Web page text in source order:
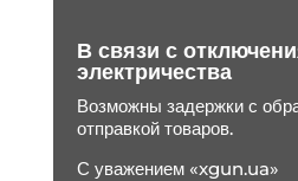
В связи с
электричества
Возможны задержки с
отправкой товаров.
С уважением «xgun.ua»